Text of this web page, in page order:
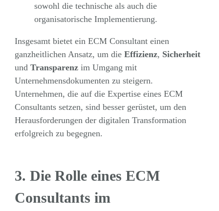
sowohl die technische als auch die
organisatorische Implementierung.
Insgesamt bietet ein ECM Consultant einen
ganzheitlichen Ansatz, um die Effizienz, Sicherheit
und Transparenzim Umgang mit
Unternehmensdokumenten zu steigern.
Unternehmen, die auf die Expertise eines ECM
Consultants setzen, sind besser gerüstet, um den
Herausforderungen der digitalen Transformation
erfolgreich zu begegnen.
3. Die Rolle eines ECM
Consultants im